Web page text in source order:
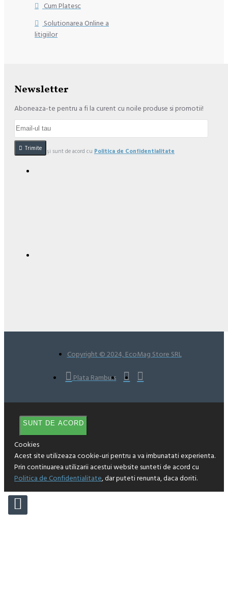
Cum Platesc
Solutionarea Online a
litigiilor
Newsletter
Aboneaza-te pentru a fi la curent cu noile produse si promotii!
Trimite
Am citit şi sunt de acord cu Politica de Confidentialitate
Copyright © 2024, EcoMag Store SRL
Plata Ramburs
SUNT DE ACORD
Cookies
Acest site utilizeaza cookie-uri pentru a va imbunatati experienta.
Prin continuarea utilizarii acestui website sunteti de acord cu
Politica de Confidentialitate, dar puteti renunta, daca doriti.